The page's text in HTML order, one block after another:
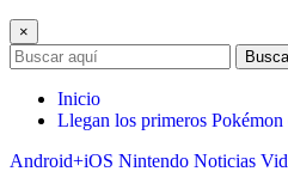
×
Inicio
Llegan los primeros
Android+iOS Nintendo Noticias